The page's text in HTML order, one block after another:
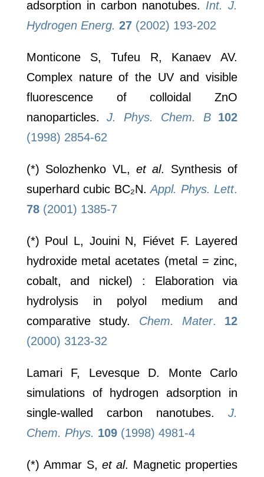
adsorption in carbon nanotubes. Int. J.
Hydrogen Energ. 27(2002) 193-202
Monticone S, Tufeu R, Kanaev AV.
Complex nature of the UV and visible
fluorescence of colloidal ZnO
nanoparticles.J. Phys. Chem. B
102
(1998) 2854-62
(*) Solozhenko VL, et al. Synthesis of
superhard cubic BC₂N.Appl. Phys. Lett.
78(2001) 1385-7
(*) Poul L, Jouini N, Fiévet F. Layered
hydroxide metal acetates (metal = zinc,
cobalt, and nickel) : Elaboration via
hydrolysis in polyol medium and
comparative study. Chem. Mater. 12
(2000) 3123-32
Lamari F, Levesque D. Monte Carlo
simulations of hydrogen adsorption in
single-walled carbon nanotubes.J.
Chem. Phys. 109(1998) 4981-4
(*) Ammar S, et al. Magnetic properties